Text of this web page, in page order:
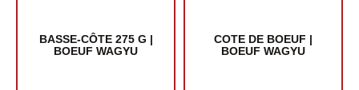
BASSE-CÔTE 275 G |
BOEUF WAGYU
COTE DE BOEUF |
BOEUF WAGYU